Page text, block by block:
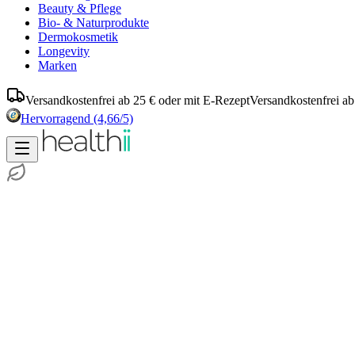
Beauty & Pflege
Bio- & Naturprodukte
Dermokosmetik
Longevity
Marken
Versandkostenfrei ab 25 € oder mit E-RezeptVersandkostenfrei
Hervorragend (4,66/5)